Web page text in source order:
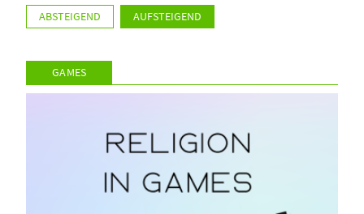
ABSTEIGEND AUFSTEIGEND
GAMES